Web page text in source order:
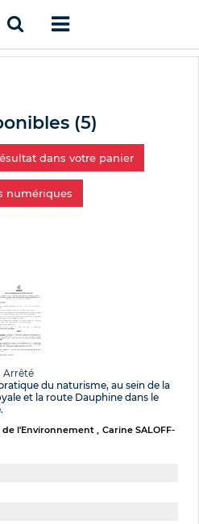
(5)
dans votre panier
numériques
Arrêté
du naturisme, au sein de la
et la route Dauphine dans le
de l'Environnement
Carine SALOFF-